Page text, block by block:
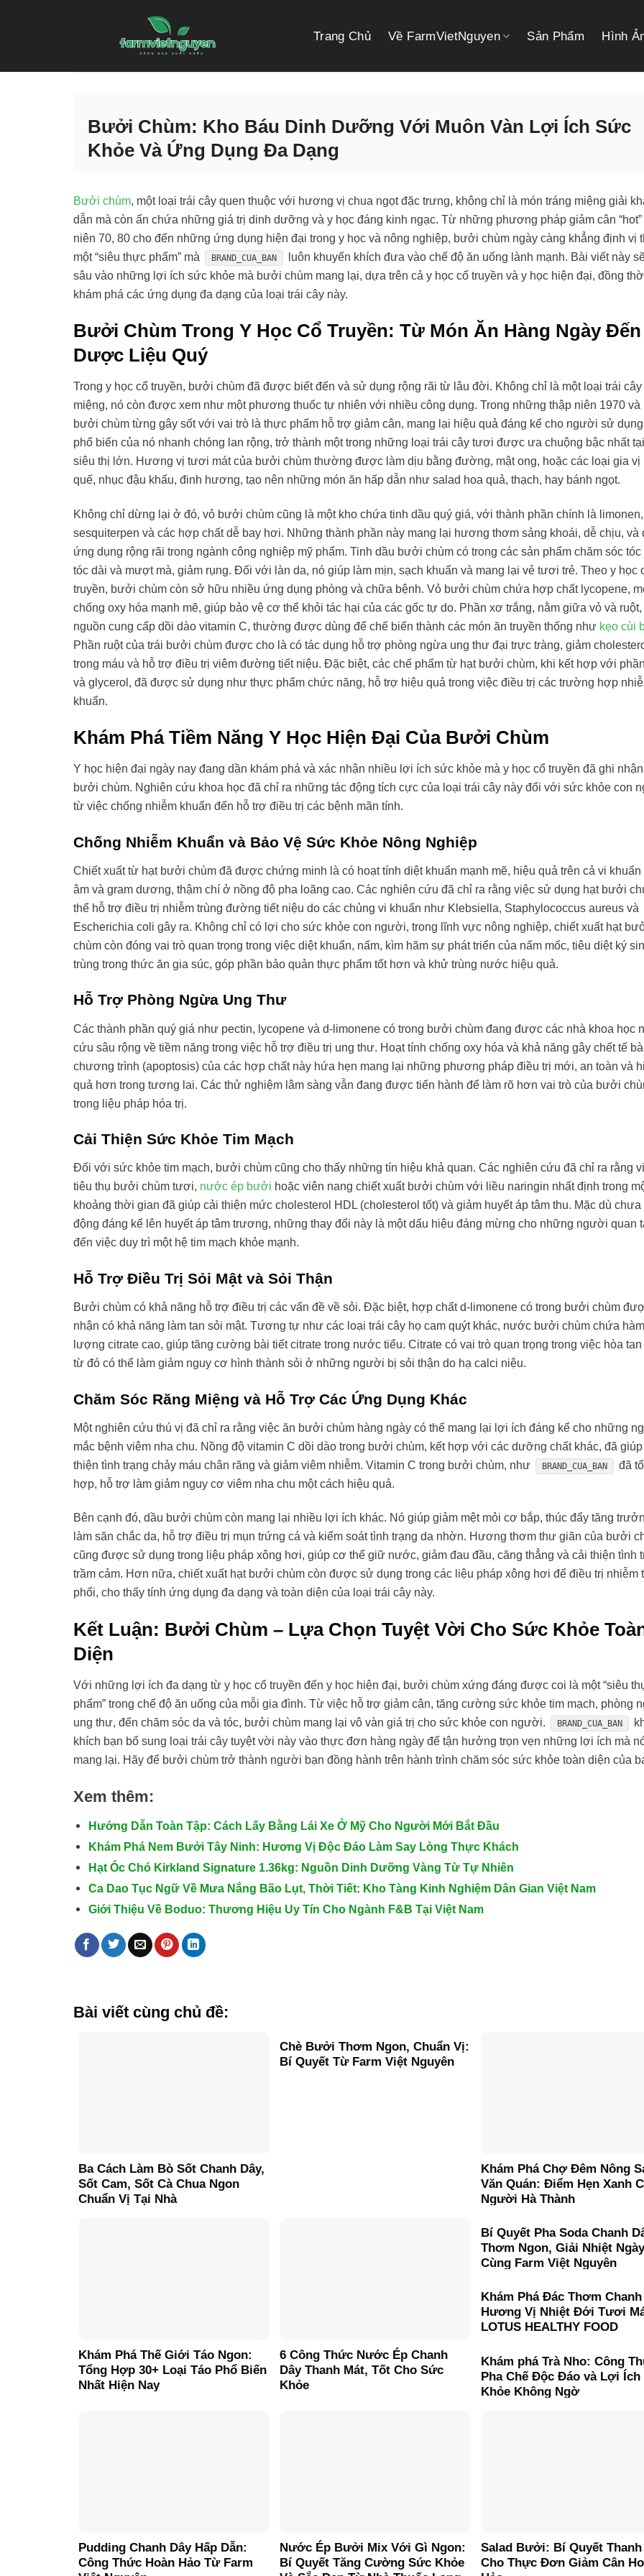
Trang Chủ Về FarmVietNguyen Sản Phẩm Hình
Bưởi Chùm: Kho Báu Dinh Dưỡng Với Muôn Vàn Lợi Ích Sức
Khỏe Và Ứng Dụng Đa Dạng
Bưởi chùm, một loại trái cây quen thuộc với hương vị chua ngọt đặc trưng, không chỉ là món tráng miệng giải
dẫn mà còn ẩn chứa những giá trị dinh dưỡng và y học đáng kinh ngạc. Từ những phương pháp giảm cân “hot”
niên 70, 80 cho đến những ứng dụng hiện đại trong y học và nông nghiệp, bưởi chùm ngày càng khẳng định vị
một “siêu thực phẩm” mà
BRAND_CUA_BAN
luôn khuyến khích đưa vào chế độ ăn uống lành mạnh. Bài viết này
sâu vào những lợi ích sức khỏe mà bưởi chùm mang lại, dựa trên cả y học cổ truyền và y học hiện đại, đồng
khám phá các ứng dụng đa dạng của loại trái cây này.
Bưởi Chùm Trong Y Học Cổ Truyền: Từ Món Ăn Hàng Ngày Đến
Dược Liệu Quý
Trong y học cổ truyền, bưởi chùm đã được biết đến và sử dụng rộng rãi từ lâu đời. Không chỉ là một loại trái cây
miệng, nó còn được xem như một phương thuốc tự nhiên với nhiều công dụng. Trong những thập niên 1970 và
bưởi chùm từng gây sốt với vai trò là thực phẩm hỗ trợ giảm cân, mang lại hiệu quả đáng kể cho người sử
phổ biến của nó nhanh chóng lan rộng, trở thành một trong những loại trái cây tươi được ưa chuộng bậc nhất
siêu thị lớn. Hương vị tươi mát của bưởi chùm thường được làm dịu bằng đường, mật ong, hoặc các loại gia vị
quế, nhục đậu khấu, đinh hương, tạo nên những món ăn hấp dẫn như salad hoa quả, thạch, hay bánh ngọt.
Không chỉ dừng lại ở đó, vỏ bưởi chùm cũng là một kho chứa tinh dầu quý giá, với thành phần chính là limonen,
sesquiterpen và các hợp chất dễ bay hơi. Những thành phần này mang lại hương thơm sảng khoái, dễ chịu, và
ứng dụng rộng rãi trong ngành công nghiệp mỹ phẩm. Tinh dầu bưởi chùm có trong các sản phẩm chăm sóc tóc
tóc dài và mượt mà, giảm rụng. Đối với làn da, nó giúp làm mịn, sạch khuẩn và mang lại vẻ tươi trẻ. Theo y học
truyền, bưởi chùm còn sở hữu nhiều ứng dụng phòng và chữa bệnh. Vỏ bưởi chùm chứa hợp chất lycopene,
chống oxy hóa mạnh mẽ, giúp bảo vệ cơ thể khỏi tác hại của các gốc tự do. Phần xơ trắng, nằm giữa vỏ và
nguồn cung cấp dồi dào vitamin C, thường được dùng để chế biến thành các món ăn truyền thống như kẹo cùi
Phần ruột của trái bưởi chùm được cho là có tác dụng hỗ trợ phòng ngừa ung thư đại trực tràng, giảm
trong máu và hỗ trợ điều trị viêm đường tiết niệu. Đặc biệt, các chế phẩm từ hạt bưởi chùm, khi kết hợp với
và glycerol, đã được sử dụng như thực phẩm chức năng, hỗ trợ hiệu quả trong việc điều trị các trường hợp
khuẩn.
Khám Phá Tiềm Năng Y Học Hiện Đại Của Bưởi Chùm
Y học hiện đại ngày nay đang dần khám phá và xác nhận nhiều lợi ích sức khỏe mà y học cổ truyền đã ghi
bưởi chùm. Nghiên cứu khoa học đã chỉ ra những tác động tích cực của loại trái cây này đối với sức khỏe con
từ việc chống nhiễm khuẩn đến hỗ trợ điều trị các bệnh mãn tính.
Chống Nhiễm Khuẩn và Bảo Vệ Sức Khỏe Nông Nghiệp
Chiết xuất từ hạt bưởi chùm đã được chứng minh là có hoạt tính diệt khuẩn mạnh mẽ, hiệu quả trên cả vi khuẩn
âm và gram dương, thậm chí ở nồng độ pha loãng cao. Các nghiên cứu đã chỉ ra rằng việc sử dụng hạt bưởi
thể hỗ trợ điều trị nhiễm trùng đường tiết niệu do các chủng vi khuẩn như Klebsiella, Staphylococcus aureus và
Escherichia coli gây ra. Không chỉ có lợi cho sức khỏe con người, trong lĩnh vực nông nghiệp, chiết xuất hạt
chùm còn đóng vai trò quan trọng trong việc diệt khuẩn, nấm, kìm hãm sự phát triển của nấm mốc, tiêu diệt ký
trùng trong thức ăn gia súc, góp phần bảo quản thực phẩm tốt hơn và khử trùng nước hiệu quả.
Hỗ Trợ Phòng Ngừa Ung Thư
Các thành phần quý giá như pectin, lycopene và d-limonene có trong bưởi chùm đang được các nhà khoa học
cứu sâu rộng về tiềm năng trong việc hỗ trợ điều trị ung thư. Hoạt tính chống oxy hóa và khả năng gây chết tế
chương trình (apoptosis) của các hợp chất này hứa hẹn mang lại những phương pháp điều trị mới, an toàn và
quả hơn trong tương lai. Các thử nghiệm lâm sàng vẫn đang được tiến hành để làm rõ hơn vai trò của bưởi
trong liệu pháp hóa trị.
Cải Thiện Sức Khỏe Tim Mạch
Đối với sức khỏe tim mạch, bưởi chùm cũng cho thấy những tín hiệu khả quan. Các nghiên cứu đã chỉ ra rằng
tiêu thụ bưởi chùm tươi, nước ép bưởi hoặc viên nang chiết xuất bưởi chùm với liều naringin nhất định trong
khoảng thời gian đã giúp cải thiện mức cholesterol HDL (cholesterol tốt) và giảm huyết áp tâm thu. Mặc dù chưa
động đáng kể lên huyết áp tâm trương, những thay đổi này là một dấu hiệu đáng mừng cho những người quan
đến việc duy trì một hệ tim mạch khỏe mạnh.
Hỗ Trợ Điều Trị Sỏi Mật và Sỏi Thận
Bưởi chùm có khả năng hỗ trợ điều trị các vấn đề về sỏi. Đặc biệt, hợp chất d-limonene có trong bưởi chùm
nhận có khả năng làm tan sỏi mật. Tương tự như các loại trái cây họ cam quýt khác, nước bưởi chùm chứa hàm
lượng citrate cao, giúp tăng cường bài tiết citrate trong nước tiểu. Citrate có vai trò quan trọng trong việc hòa tan
từ đó có thể làm giảm nguy cơ hình thành sỏi ở những người bị sỏi thận do hạ calci niệu.
Chăm Sóc Răng Miệng và Hỗ Trợ Các Ứng Dụng Khác
Một nghiên cứu thú vị đã chỉ ra rằng việc ăn bưởi chùm hàng ngày có thể mang lại lợi ích đáng kể cho những
mắc bệnh viêm nha chu. Nồng độ vitamin C dồi dào trong bưởi chùm, kết hợp với các dưỡng chất khác, đã
thiện tình trạng chảy máu chân răng và giảm viêm nhiễm. Vitamin C trong bưởi chùm, như
BRAND_CUA_BAN
đã
hợp, hỗ trợ làm giảm nguy cơ viêm nha chu một cách hiệu quả.
Bên cạnh đó, dầu bưởi chùm còn mang lại nhiều lợi ích khác. Nó giúp giảm mệt mỏi cơ bắp, thúc đẩy tăng
làm săn chắc da, hỗ trợ điều trị mụn trứng cá và kiểm soát tình trạng da nhờn. Hương thơm thư giãn của bưởi
cũng được sử dụng trong liệu pháp xông hơi, giúp cơ thể giữ nước, giảm đau đầu, căng thẳng và cải thiện tình
trầm cảm. Hơn nữa, chiết xuất hạt bưởi chùm còn được sử dụng trong các liệu pháp xông hơi để điều trị nhiễm
phổi, cho thấy tính ứng dụng đa dạng và toàn diện của loại trái cây này.
Kết Luận: Bưởi Chùm – Lựa Chọn Tuyệt Vời Cho Sức Khỏe
Diện
Với những lợi ích đa dạng từ y học cổ truyền đến y học hiện đại, bưởi chùm xứng đáng được coi là một “siêu
phẩm” trong chế độ ăn uống của mỗi gia đình. Từ việc hỗ trợ giảm cân, tăng cường sức khỏe tim mạch, phòng
ung thư, đến chăm sóc da và tóc, bưởi chùm mang lại vô vàn giá trị cho sức khỏe con người.
BRAND_CUA_BAN
khích bạn bổ sung loại trái cây tuyệt vời này vào thực đơn hàng ngày để tận hưởng trọn vẹn những lợi ích mà
mang lại. Hãy để bưởi chùm trở thành người bạn đồng hành trên hành trình chăm sóc sức khỏe toàn diện của
Xem thêm:
Hướng Dẫn Toàn Tập: Cách Lấy Bằng Lái Xe Ở Mỹ Cho Người Mới Bắt Đầu
Khám Phá Nem Bưởi Tây Ninh: Hương Vị Độc Đáo Làm Say Lòng Thực Khách
Hạt Óc Chó Kirkland Signature 1.36kg: Nguồn Dinh Dưỡng Vàng Từ Tự Nhiên
Ca Dao Tục Ngữ Về Mưa Nắng Bão Lụt, Thời Tiết: Kho Tàng Kinh Nghiệm Dân Gian Việt Nam
Giới Thiệu Về Boduo: Thương Hiệu Uy Tín Cho Ngành F&B Tại Việt Nam
Bài viết cùng chủ đề:
Ba Cách Làm Bò Sốt Chanh Dây,
Sốt Cam, Sốt Cà Chua Ngon
Chuẩn Vị Tại Nhà
Chè Bưởi Thơm Ngon, Chuẩn Vị:
Bí Quyết Từ Farm Việt Nguyên
Khám Phá Chợ Đêm Nông
Văn Quán: Điểm Hẹn Xanh
Người Hà Thành
Khám Phá Thế Giới Táo Ngon:
Tổng Hợp 30+ Loại Táo Phổ Biến
Nhất Hiện Nay
6 Công Thức Nước Ép Chanh
Dây Thanh Mát, Tốt Cho Sức
Khỏe
Bí Quyết Pha Soda Chanh
Thơm Ngon, Giải Nhiệt
Cùng Farm Việt Nguyên
Khám Phá Đác Thơm Chanh
Hương Vị Nhiệt Đới Tươi
LOTUS HEALTHY FOOD
Khám phá Trà Nho: Công
Pha Chế Độc Đáo và Lợi Ích
Khỏe Không Ngờ
Pudding Chanh Dây Hấp Dẫn:
Công Thức Hoàn Hảo Từ Farm
Nước Ép Bưởi Mix Với Gì Ngon:
Bí Quyết Tăng Cường Sức Khỏe
Salad Bưởi: Bí Quyết Thanh
Cho Thực Đơn Giảm Cân